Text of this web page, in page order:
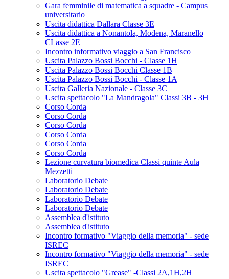
Gara femminile di matematica a squadre - Campus
universitario
Uscita didattica Dallara Classe 3E
Uscita didattica a Nonantola, Modena, Maranello
CLasse 2E
Incontro informativo viaggio a San Francisco
Uscita Palazzo Bossi Bocchi - Classe 1H
Uscita Palazzo Bossi Bocchi Classe 1B
Uscita Palazzo Bossi Bocchi - Classe 1A
Uscita Galleria Nazionale - Classe 3C
Uscita spettacolo "La Mandragola" Classi 3B - 3H
Corso Corda
Corso Corda
Corso Corda
Corso Corda
Corso Corda
Corso Corda
Lezione curvatura biomedica Classi quinte Aula
Mezzetti
Laboratorio Debate
Laboratorio Debate
Laboratorio Debate
Laboratorio Debate
Assemblea d'istituto
Assemblea d'istituto
Incontro formativo "Viaggio della memoria" - sede
ISREC
Incontro formativo "Viaggio della memoria" - sede
ISREC
Uscita spettacolo "Grease" -Classi 2A,1H,2H